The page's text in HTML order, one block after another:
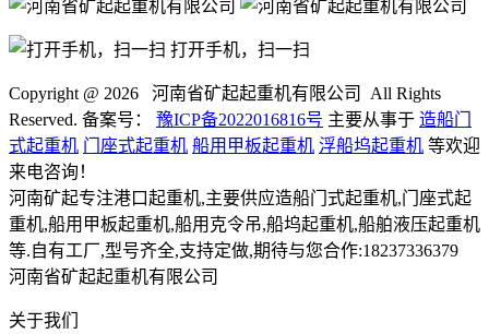
打开手机，扫一扫
Copyright @ 2026 河南省矿起起重机有限公司 All Rights
Reserved. 备案号： 豫ICP备2022016816号 主要从事于 造船门
式起重机 门座式起重机 船用甲板起重机 浮船坞起重机 等欢迎
来电咨询！
河南矿起专注港口起重机,主要供应造船门式起重机,门座式起
重机,船用甲板起重机,船用克令吊,船坞起重机,船舶液压起重机
等.自有工厂,型号齐全,支持定做,期待与您合作:18237336379
河南省矿起起重机有限公司
关于我们